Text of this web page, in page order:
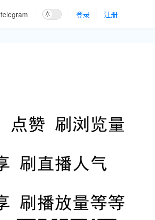
telegram 登录 注册